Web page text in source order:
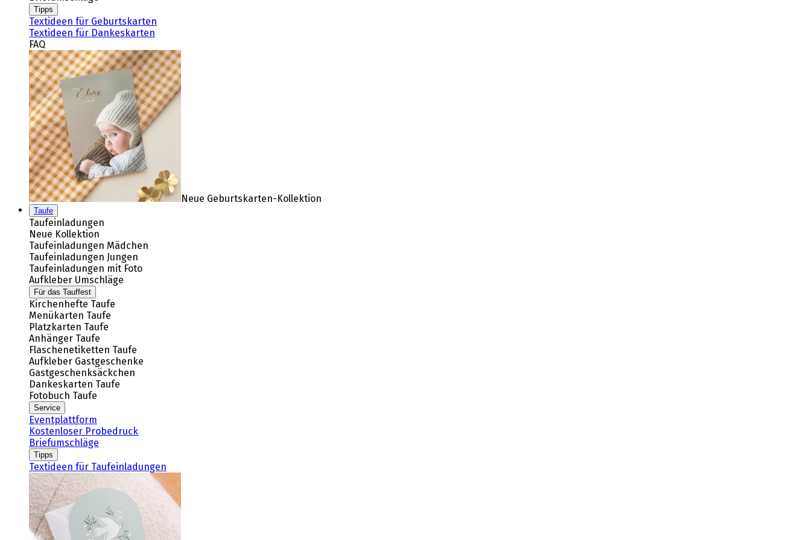
Tipps
Textideen für Geburtskarten
Textideen für Dankeskarten
FAQ
Neue Geburtskarten-Kollektion
Taufe
Taufeinladungen
Neue Kollektion
Taufeinladungen Mädchen
Taufeinladungen Jungen
Taufeinladungen mit Foto
Aufkleber Umschläge
Für das Tauffest
Kirchenhefte Taufe
Menükarten Taufe
Platzkarten Taufe
Anhänger Taufe
Flaschenetiketten Taufe
Aufkleber Gastgeschenke
Gastgeschenksäckchen
Dankeskarten Taufe
Fotobuch Taufe
Service
Eventplattform
Kostenloser Probedruck
Briefumschläge
Tipps
Textideen für Taufeinladungen